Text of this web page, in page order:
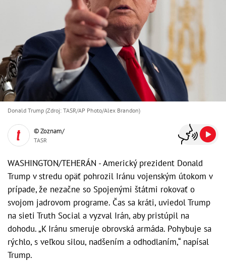
Donald Trump (Zdroj: TASR/AP Photo/Alex Brandon)
© Zoznam/
TASR
WASHINGTON/TEHERÁN - Americký prezident Donald
Trump v stredu opäť pohrozil Iránu vojenským útokom v
prípade, že nezačne so Spojenými štátmi rokovať o
svojom jadrovom programe. Čas sa kráti, uviedol Trump
na sieti Truth Social a vyzval Irán, aby pristúpil na
dohodu. „K Iránu smeruje obrovská armáda. Pohybuje sa
rýchlo, s veľkou silou, nadšením a odhodlaním,“ napísal
Trump.